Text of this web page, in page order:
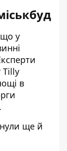
що у
Tilly
в
ще й